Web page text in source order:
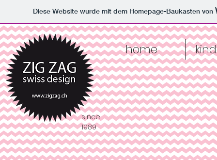
Diese Website wurde mit dem Homepage-Baukasten von
since
1989
home